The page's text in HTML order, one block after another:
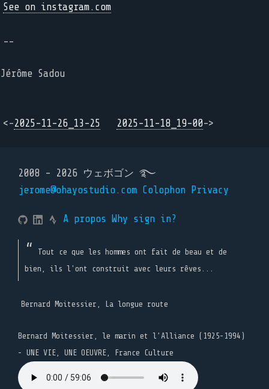
See on instagram.com
--
Jérôme Sadou
<-2025-11-26_13-25 2025-11-18_19-00->
2008 - 2026 ウェボゴン ࿐
jerome@ohayostudio.com Colophon Privacy
A propos Why sign in?
Tout ce que les hommes ont fait de beau et de
bien, ils l'ont construit avec leurs rêves...
Bernard Moitessier, La longue route
Bernard Moitessier, le marin et l’Alliance (1925-1994)
- UNE VIE, UNE OEUVRE, France Culture